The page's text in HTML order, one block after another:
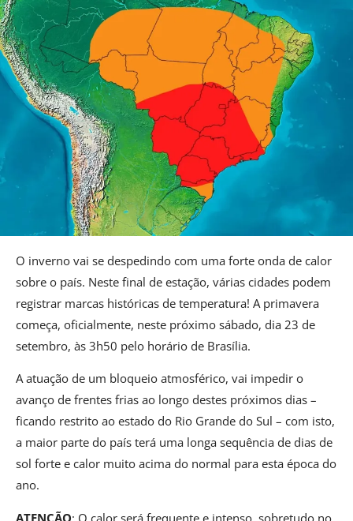
O inverno vai se despedindo com uma forte onda de calor
sobre o país. Neste final de estação, várias cidades podem
registrar marcas históricas de temperatura! A primavera
começa, oficialmente, neste próximo sábado, dia 23 de
setembro, às 3h50 pelo horário de Brasília.
A atuação de um bloqueio atmosférico, vai impedir o
avanço de frentes frias ao longo destes próximos dias –
ficando restrito ao estado do Rio Grande do Sul – com isto,
a maior parte do país terá uma longa sequência de dias de
sol forte e calor muito acima do normal para esta época do
ano.
ATENÇÃO: O calor será frequente e intenso, sobretudo no